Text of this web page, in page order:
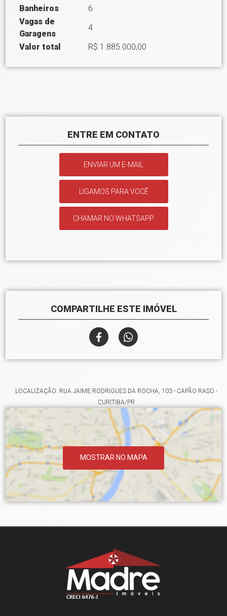
Banheiros
6
Vagas de
Garagens
4
Valor total
R$ 1.885.000,00
ENTRE EM CONTATO
ENVIAR UM E-MAIL
LIGAMOS PARA VOCÊ
CHAMAR NO WHATSAPP
COMPARTILHE ESTE IMÓVEL
LOCALIZAÇÃO: RUA JAIME RODRIGUES DA ROCHA, 103 - CAPÃO RASO -
CURITIBA/PR
MOSTRAR NO MAPA